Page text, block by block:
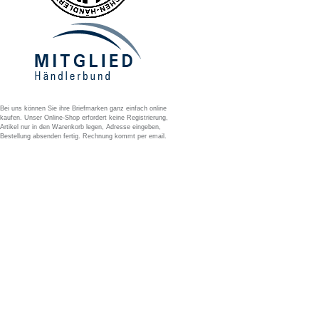
Bei uns können Sie ihre Briefmarken ganz einfach online
kaufen. Unser Online-Shop erfordert keine Registrierung,
Artikel nur in den Warenkorb legen, Adresse eingeben,
Bestellung absenden fertig. Rechnung kommt per email.